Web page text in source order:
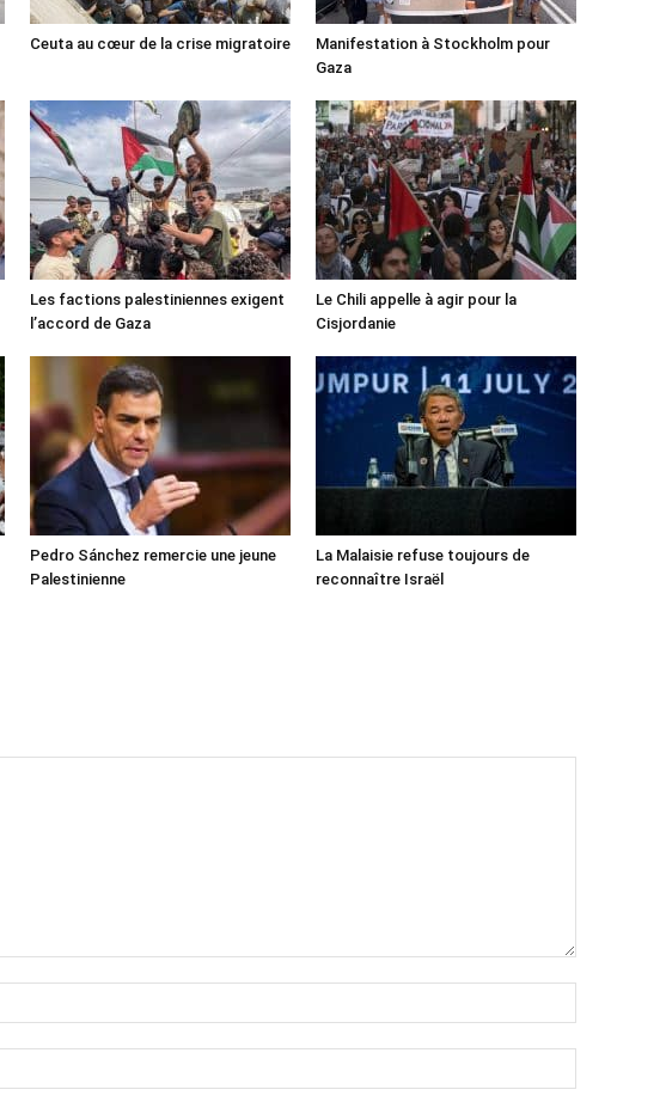
Ceuta au cœur de la crise migratoire
Manifestation à Stockholm pour
Gaza
Les factions palestiniennes exigent
l’accord de Gaza
Le Chili appelle à agir pour la
Cisjordanie
Pedro Sánchez remercie une jeune
Palestinienne
La Malaisie refuse toujours de
reconnaître Israël